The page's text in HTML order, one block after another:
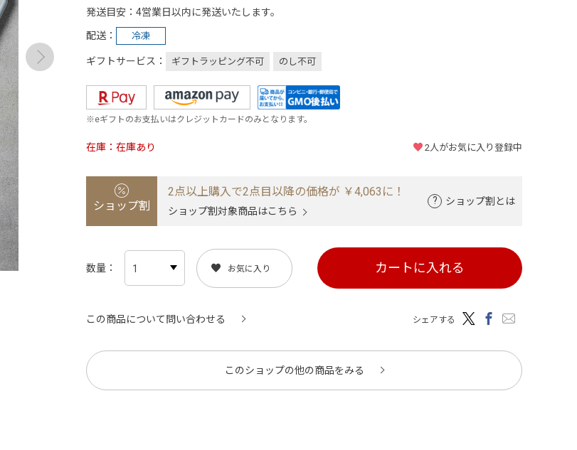
発送目安 4営業日以内に発送いたします。
配送 冷凍
ギフトサービス ギフトラッピング不可 のし不可
※eギフトのお支払いはクレジットカードのみとなります。
在庫 在庫あり 2人がお気に入り登録中
ショップ割
2点以上購入で2点目以降の価格が ￥4,063に！
ショップ割対象商品はこちら
ショップ割とは
数量 お気に入り カートに入れる
この商品について問い合わせる シェアする
このショップの他の商品をみる